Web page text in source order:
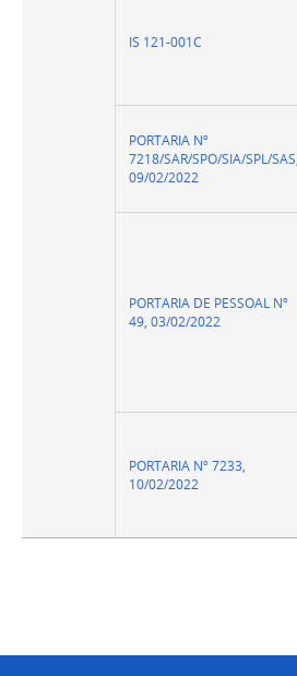
IS 121-001C
PORTARIA Nº
7218/SAR/SPO/SIA/SPL/SAS,
09/02/2022
PORTARIA DE PESSOAL Nº
49, 03/02/2022
PORTARIA Nº 7233,
10/02/2022